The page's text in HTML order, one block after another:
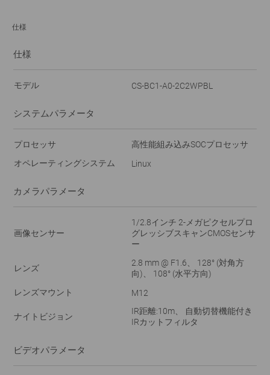
仕様
仕様
モデル CS-BC1-A0-2C2WPBL
システムパラメータ
プロセッサ
高性能組み込みSOCプロセッサ
オペレーティングシステム
Linux
カメラパラメータ
画像センサー
1/2.8インチ 2-メガピクセルプロ
グレッシブスキャンCMOSセンサ
ー
レンズ
2.8 mm @ F1.6、 128° (対角方
向)、 108° (水平方向)
レンズマウント
M12
ナイトビジョン
IR距離:10m、 自動切替機能付き
IRカットフィルタ
ビデオパラメータ